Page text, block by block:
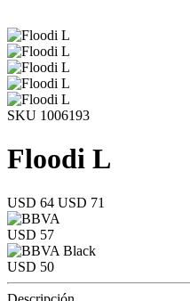
SKU 1006193
Floodi L
USD 64 USD 71
USD 57
USD 50